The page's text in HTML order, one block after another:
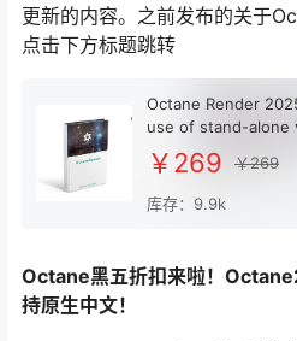
更新的内容。之前发布的关于
点击下方标题跳转
Octane Render
use of stand-alone
￥269 ￥269
库存：9.9k
Octane黑五折扣来啦！
持原生中文！